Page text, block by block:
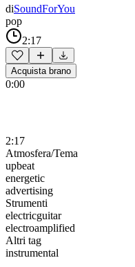
diSoundForYou
pop
2:17
Acquista brano
0:00
2:17
Atmosfera/Tema
upbeat
energetic
advertising
Strumenti
electricguitar
electroamplified
Altri tag
instrumental